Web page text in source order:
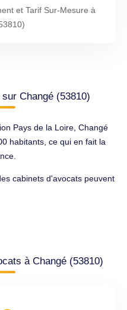
et Tarif Sur-Mesure à
Changé (53810)
Pays de la Loire, Changé
habitants, ce qui en fait la
cabinets d'avocats peuvent
à Changé (53810)